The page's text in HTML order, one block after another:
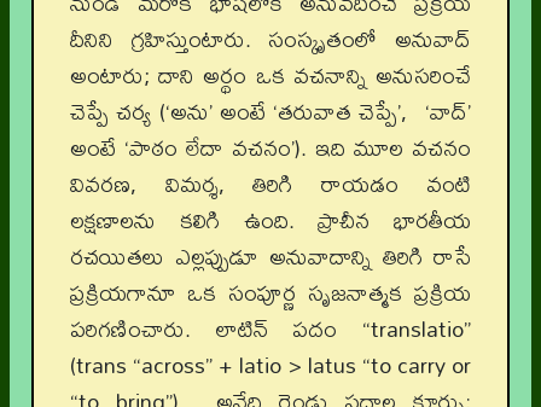
దీనిని గ్రహిస్తుంటారు. సంస్కృతంలో అనువాద్
అంటారు; దాని అర్థం ఒక వచనాన్ని అనుసరించే
చెప్పే చర్య (‘అను’ అంటే ‘తరువాత చెప్పే’, ‘వాద్’
అంటే ‘పాఠం లేదా వచనం’). ఇది మూల వచనం
వివరణ, విమర్శ, తిరిగి రాయడం వంటి
లక్షణాలను కలిగి ఉంది. ప్రాచీన భారతీయ
రచయితలు ఎల్లప్పుడూ అనువాదాన్ని తిరిగి రాసే
ప్రక్రియగానూ ఒక సంపూర్ణ సృజనాత్మక ప్రక్రియ
పరిగణించారు. లాటిన్ పదం “translatio”
(trans “across” + latio > latus “to carry or